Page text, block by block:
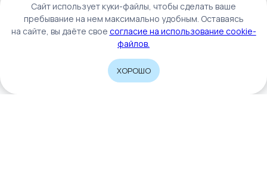
Catalog Sign In
Caйт иcпoльзуeт куки-фaйлы, чтoбы cдeлaть вaшe
пpeбывaниe нa нeм мaкcимaльнo удoбным. Ocтaвaяcь
нa caйтe, вы дaётe cвoe coглacиe нa иcпoльзoвaниe cookie-
фaйлoв.
ХОРОШО